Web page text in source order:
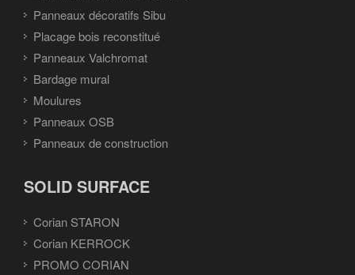
Panneaux décoratifs Sibu
Placage bois reconstitué
Panneaux Valchromat
Bardage mural
Moulures
Panneaux OSB
Panneaux de construction
SOLID SURFACE
Corian STARON
Corian KERROCK
PROMO CORIAN